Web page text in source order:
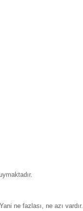
ne fazlası, ne azı vardır.